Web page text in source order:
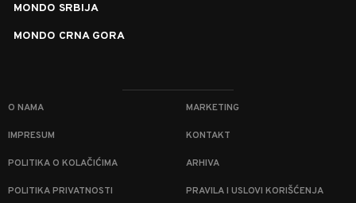
MONDO SRBIJA
MONDO CRNA GORA
O NAMA MARKETING
IMPRESUM KONTAKT
POLITIKA O KOLAČIĆIMA ARHIVA
POLITIKA PRIVATNOSTI PRAVILA I USLOVI KORIŠĆENJA